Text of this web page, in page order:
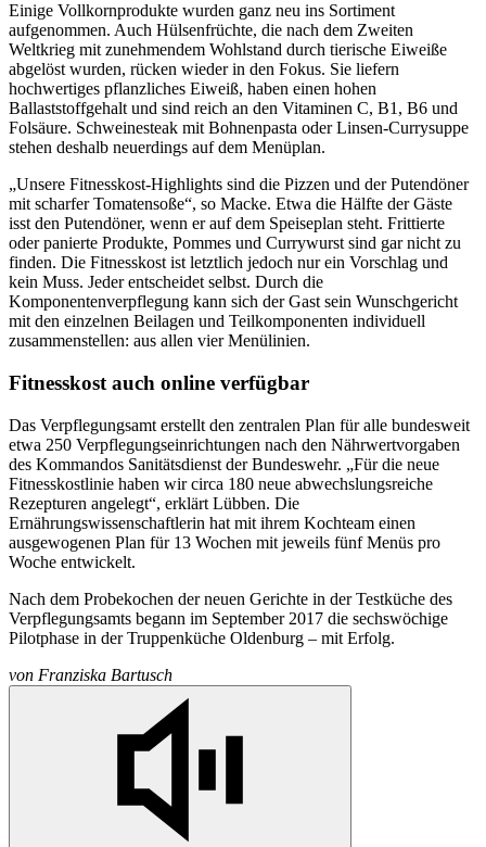
Einige Vollkornprodukte wurden ganz neu ins Sortiment
aufgenommen. Auch Hülsenfrüchte, die nach dem Zweiten
Weltkrieg mit zunehmendem Wohlstand durch tierische Eiweiße
abgelöst wurden, rücken wieder in den Fokus. Sie liefern
hochwertiges pflanzliches Eiweiß, haben einen hohen
Ballaststoffgehalt und sind reich an den Vitaminen C, B1, B6 und
Folsäure. Schweinesteak mit Bohnenpasta oder Linsen-Currysuppe
stehen deshalb neuerdings auf dem Menüplan.
„Unsere Fitnesskost-Highlights sind die Pizzen und der Putendöner
mit scharfer Tomatensoße“, so Macke. Etwa die Hälfte der Gäste
isst den Putendöner, wenn er auf dem Speiseplan steht. Frittierte
oder panierte Produkte, Pommes und Currywurst sind gar nicht zu
finden. Die Fitnesskost ist letztlich jedoch nur ein Vorschlag und
kein Muss. Jeder entscheidet selbst. Durch die
Komponentenverpflegung kann sich der Gast sein Wunschgericht
mit den einzelnen Beilagen und Teilkomponenten individuell
zusammenstellen: aus allen vier Menülinien.
Fitnesskost auch online verfügbar
Das Verpflegungsamt erstellt den zentralen Plan für alle bundesweit
etwa 250 Verpflegungseinrichtungen nach den Nährwertvorgaben
des Kommandos Sanitätsdienst der Bundeswehr. „Für die neue
Fitnesskostlinie haben wir circa 180 neue abwechslungsreiche
Rezepturen angelegt“, erklärt Lübben. Die
Ernährungswissenschaftlerin hat mit ihrem Kochteam einen
ausgewogenen Plan für 13 Wochen mit jeweils fünf Menüs pro
Woche entwickelt.
Nach dem Probekochen der neuen Gerichte in der Testküche des
Verpflegungsamts begann im September 2017 die sechswöchige
Pilotphase in der Truppenküche Oldenburg – mit Erfolg.
von Franziska Bartusch